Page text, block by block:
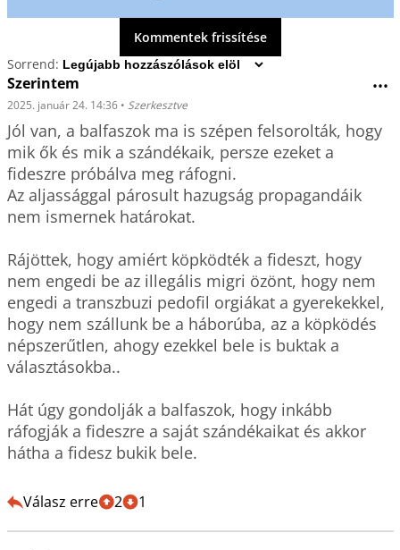
Kommentek frissítése
Sorrend:
Szerintem •••
2025. január 24. 14:36 • Szerkesztve
Jól van, a balfaszok ma is szépen felsorolták, hogy
mik ők és mik a szándékaik, persze ezeket a
fideszre próbálva meg ráfogni.
Az aljassággal párosult hazugság propagandáik
nem ismernek határokat.
Rájöttek, hogy amiért köpködték a fideszt, hogy
nem engedi be az illegális migri özönt, hogy nem
engedi a transzbuzi pedofil orgiákat a gyerekekkel,
hogy nem szállunk be a háborúba, az a köpködés
népszerűtlen, ahogy ezekkel bele is buktak a
választásokba..
Hát úgy gondolják a balfaszok, hogy inkább
ráfogják a fideszre a saját szándékaikat és akkor
hátha a fidesz bukik bele.
Válasz erre 2 1